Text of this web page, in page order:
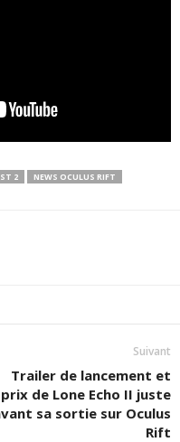
2
NEWS OCULUS RIFT
Suivant
Trailer de lancement et
prix de Lone Echo II juste
sa sortie sur Oculus
Rift